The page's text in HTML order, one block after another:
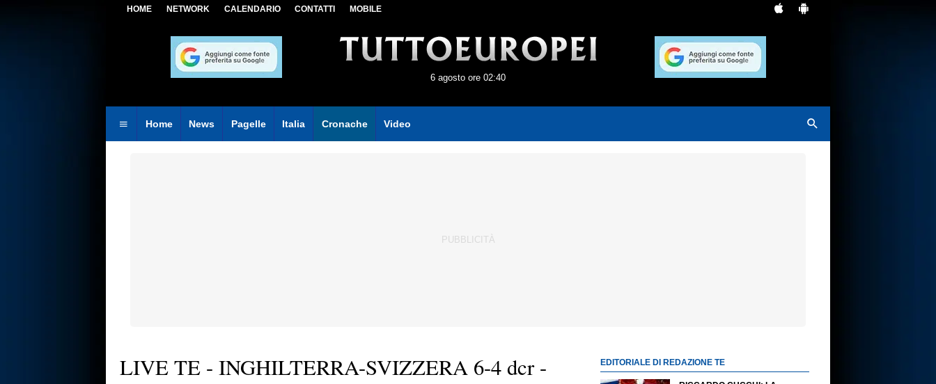
HOME NETWORK CALENDARIO CONTATTI MOBILE
6 agosto ore 02:40
Home News Pagelle Italia Cronache Video
LIVE TE - INGHILTERRA-SVIZZERA 6-4 dcr -
EDITORIALE DI REDAZIONE TE